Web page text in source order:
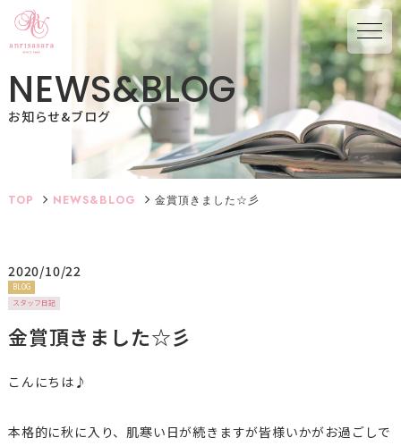
NEWS&BLOG
お知らせ&ブログ
TOP NEWS&BLOG 金賞頂きました☆彡
2020/10/22
BLOG
スタッフ日記
金賞頂きました☆彡
こんにちは♪
本格的に秋に入り、肌寒い日が続きますが皆様いかがお過ごしで